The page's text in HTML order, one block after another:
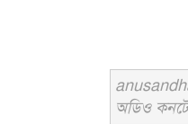
অডিও